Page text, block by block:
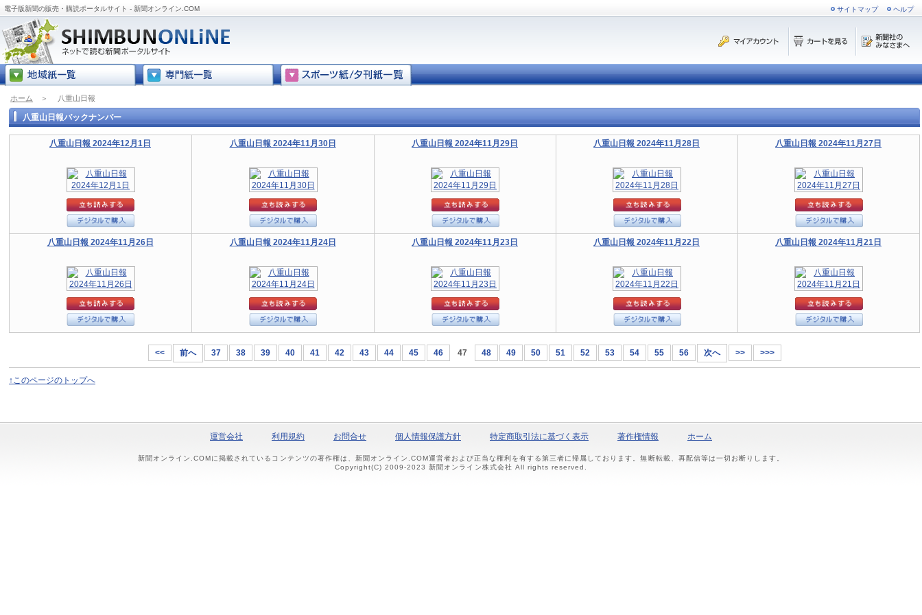
電子版新聞の販売・購読ポータルサイト - 新聞オンライン.COM サイトマップ ヘルプ
ホーム ＞ 八重山日報
八重山日報バックナンバー
八重山日報 2024年12月1日 八重山日報 2024年11月30日 八重山日報 2024年11月29日 八重山日報 2024年11月28日 八重山日報 2024年11月27日
八重山日報 2024年11月26日 八重山日報 2024年11月24日 八重山日報 2024年11月23日 八重山日報 2024年11月22日 八重山日報 2024年11月21日
<< 前へ 37 38 39 40 41 42 43 44 45 46 47 48 49 50 51 52 53 54 55 56 次へ >> >>>
↑このページのトップへ
運営会社 利用規約 お問合せ 個人情報保護方針 特定商取引法に基づく表示 著作権情報 ホーム
新聞オンライン.COMに掲載されているコンテンツの著作権は、新聞オンライン.COM運営者および正当な権利を有する第三者に帰属しております。無断転載、再配信等は一切お断りします。
Copyright(C) 2009-2023 新聞オンライン株式会社 All rights reserved.